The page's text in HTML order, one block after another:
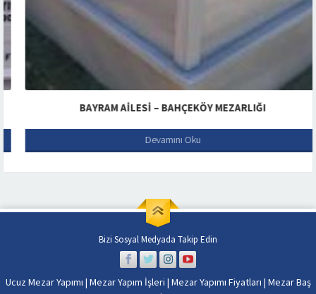
BAYRAM AILESI – BAHÇEKÖY MEZARLIĞI
Devamını Oku
Bizi Sosyal Medyada Takip Edin
Ucuz Mezar Yapımı | Mezar Yapım İşleri | Mezar Yapımı Fiyatları | Mezar Baş